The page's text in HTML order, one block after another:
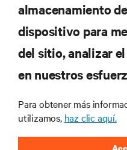
RECURSOS
CORPORATIVO
almacenamiento
dispositivo para
del sitio, analizar
en nuestros
Para obtener más
utilizamos, haz clic aquí.